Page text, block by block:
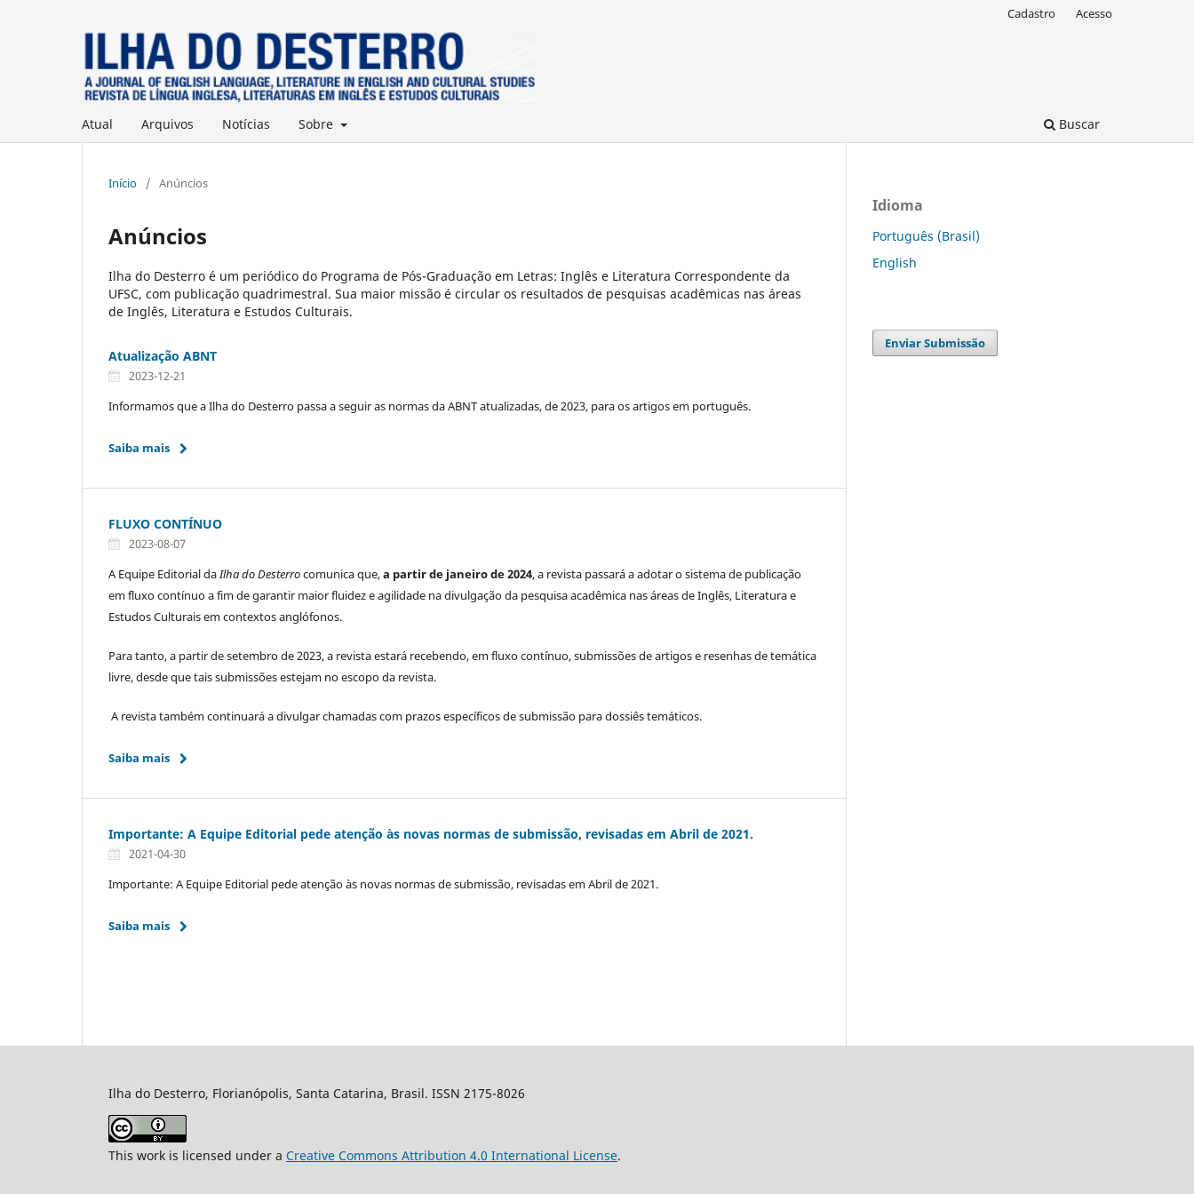
Atual Arquivos Notícias Sobre Buscar
Cadastro Acesso
Início / Anúncios
Anúncios
Ilha do Desterro é um periódico do Programa de Pós-Graduação em Letras: Inglês e Literatura Correspondente da
UFSC, com publicação quadrimestral. Sua maior missão é circular os resultados de pesquisas acadêmicas nas áreas
de Inglês, Literatura e Estudos Culturais.
Atualização ABNT
2023-12-21
Informamos que a Ilha do Desterro passa a seguir as normas da ABNT atualizadas, de 2023, para os artigos em português.
Saiba mais
FLUXO CONTÍNUO
2023-08-07
A Equipe Editorial daIlha do Desterrocomunica que,a partir de janeiro de 2024, a revista passará a adotar o sistema de publicação
em fluxo contínuo a fim de garantir maior fluidez e agilidade na divulgação da pesquisa acadêmica nas áreas de Inglês, Literatura e
Estudos Culturais em contextos anglófonos.
Para tanto, a partir de setembro de 2023, a revista estará recebendo, em fluxo contínuo, submissões de artigos e resenhas de temática
livre, desde que tais submissões estejam no escopo da revista.
A revista também continuará a divulgar chamadas com prazos específicos de submissão para dossiês temáticos.
Saiba mais
Importante: A Equipe Editorial pede atenção às novas normas de submissão, revisadas em Abril de 2021.
2021-04-30
Importante: A Equipe Editorial pede atenção às novas normas de submissão, revisadas em Abril de 2021.
Saiba mais
Idioma
Português (Brasil)
English
Enviar Submissão
Ilha do Desterro, Florianópolis, Santa Catarina, Brasil. ISSN 2175-8026
This work is licensed under a Creative Commons Attribution 4.0 International License.